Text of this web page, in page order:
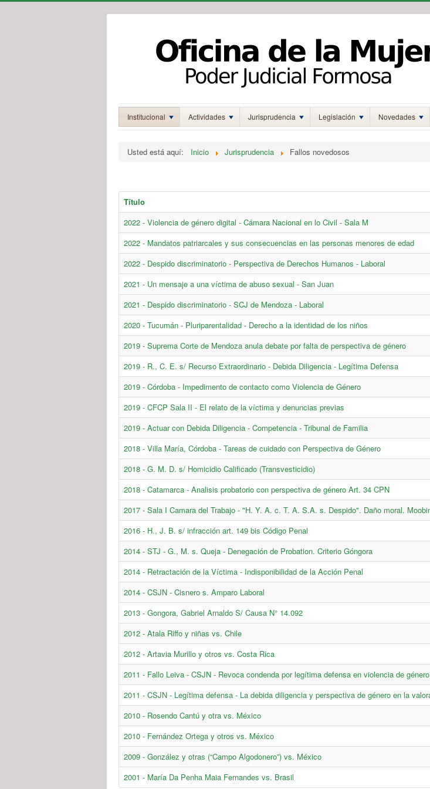
Institucional Actividades Jurisprudencia Legislación Novedades
Usted está aquí: Inicio Jurisprudencia
Fallos novedosos
Título
2022 - Violencia de género digital - Cámara Nacional en lo Civil - Sala M
2022 - Mandatos patriarcales y sus consecuencias en las personas menores de edad
2022 - Despido discriminatorio - Perspectiva de Derechos Humanos - Laboral
2021 - Un mensaje a una víctima de abuso sexual - San Juan
2021 - Despido discriminatorio - SCJ de Mendoza - Laboral
2020 - Tucumán - Pluriparentalidad - Derecho a la identidad de los niños
2019 - Suprema Corte de Mendoza anula debate por falta de perspectiva de género
2019 - R., C. E. s/ Recurso Extraordinario - Debida Diligencia - Legítima Defensa
2019 - Córdoba - Impedimento de contacto como Violencia de Género
2019 - CFCP Sala II - El relato de la víctima y denuncias previas
2019 - Actuar con Debida Diligencia - Competencia - Tribunal de Familia
2018 - Villa María, Córdoba - Tareas de cuidado con Perspectiva de Género
2018 - G. M. D. s/ Homicidio Calificado (Transvesticidio)
2018 - Catamarca - Analisis probatorio con perspectiva de género Art. 34 CPN
2017 - Sala I Camara del Trabajo - "H. Y. A. c. T. A. S.A. s. Despido". Daño moral.
2016 - H., J. B. s/ infracción art. 149 bis Código Penal
2014 - STJ - G., M. s. Queja - Denegación de Probation. Criterio Góngora
2014 - Retractación de la Víctima - Indisponibilidad de la Acción Penal
2014 - CSJN - Cisnero s. Amparo Laboral
2013 - Gongora, Gabriel Arnaldo S/ Causa N° 14.092
2012 - Atala Riffo y niñas vs. Chile
2012 - Artavia Murillo y otros vs. Costa Rica
2011 - Fallo Leiva - CSJN - Revoca condenda por legítima defensa en violencia de género
2011 - CSJN - Legítima defensa - La debida diligencia y perspectiva de género en la
2010 - Rosendo Cantú y otra vs. México
2010 - Fernández Ortega y otros vs. México
2009 - González y otras (“Campo Algodonero”) vs. México
2001 - María Da Penha Maia Fernandes vs. Brasil